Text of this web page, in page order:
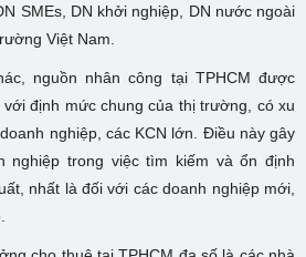
SMEs, DN khởi nghiệp, DN nước ngoài
Việt Nam.
nguồn nhân công tại TPHCM được
định mức chung của thị trường, có xu
nghiệp, các KCN lớn. Điều này gây
nghiệp trong việc tìm kiếm và ổn định
nhất là đối với các doanh nghiệp mới,